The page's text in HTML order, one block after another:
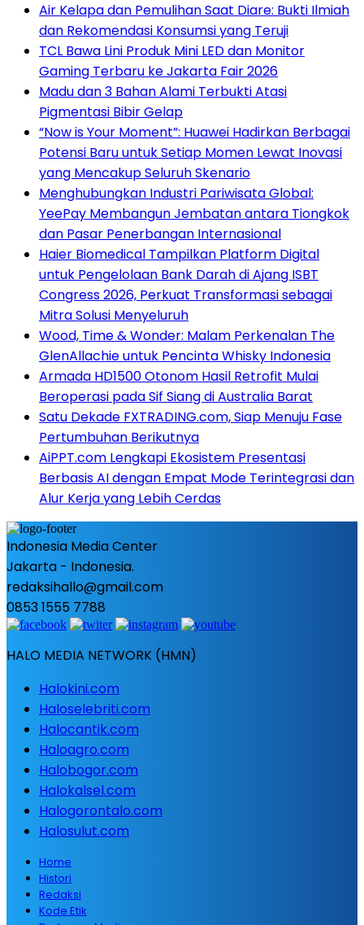
Air Kelapa dan Pemulihan Saat Diare: Bukti Ilmiah
dan Rekomendasi Konsumsi yang Teruji
TCL Bawa Lini Produk Mini LED dan Monitor
Gaming Terbaru ke Jakarta Fair 2026
Madu dan 3 Bahan Alami Terbukti Atasi
Pigmentasi Bibir Gelap
“Now is Your Moment”: Huawei Hadirkan Berbagai
Potensi Baru untuk Setiap Momen Lewat Inovasi
yang Mencakup Seluruh Skenario
Menghubungkan Industri Pariwisata Global:
YeePay Membangun Jembatan antara Tiongkok
dan Pasar Penerbangan Internasional
Haier Biomedical Tampilkan Platform Digital
untuk Pengelolaan Bank Darah di Ajang ISBT
Congress 2026, Perkuat Transformasi sebagai
Mitra Solusi Menyeluruh
Wood, Time & Wonder: Malam Perkenalan The
GlenAllachie untuk Pencinta Whisky Indonesia
Armada HD1500 Otonom Hasil Retrofit Mulai
Beroperasi pada Sif Siang di Australia Barat
Satu Dekade FXTRADING.com, Siap Menuju Fase
Pertumbuhan Berikutnya
AiPPT.com Lengkapi Ekosistem Presentasi
Berbasis AI dengan Empat Mode Terintegrasi dan
Alur Kerja yang Lebih Cerdas
Indonesia Media Center
Jakarta - Indonesia.
redaksihallo@gmail.com
0853 1555 7788
HALO MEDIA NETWORK (HMN)
Halokini.com
Haloselebriti.com
Halocantik.com
Haloagro.com
Halobogor.com
Halokalsel.com
Halogorontalo.com
Halosulut.com
Home
Histori
Redaksi
Kode Etik